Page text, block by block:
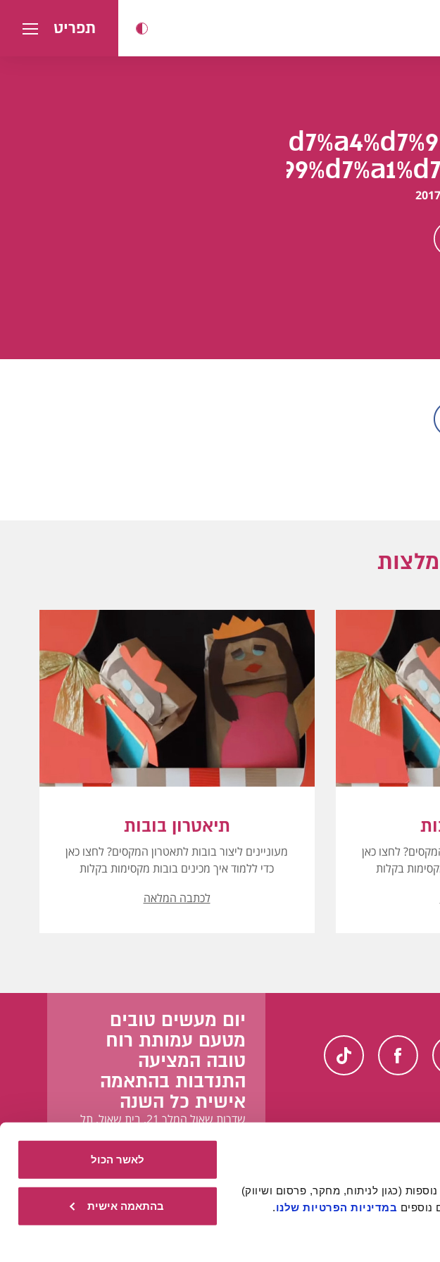
נוספים במדיניות הפרטיות שלנו.
לאשר הכול
בהתאמה אישית
תפריט
לחצו כאן
בקלות
תיאטרון בובות
מעוניינים ליצור בובות לתאטרון המקסים? לחצו כאן
כדי ללמוד איך מכינים בובות מקסימות בקלות
לכתבה המלאה
יום מעשים טובים
מטעם עמותת רוח
טובה המציעה
התנדבות בהתאמה
אישית כל השנה
שדרות שאול המלך 21, בית שאול, תל